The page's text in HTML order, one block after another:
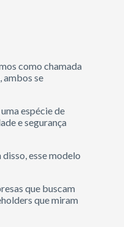
como chamada
ambos se
espécie de
e segurança
esse modelo
que buscam
que miram